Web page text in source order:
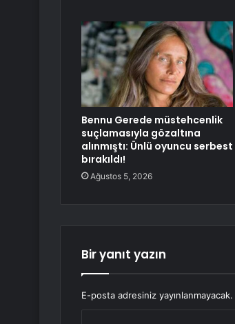
Bennu Gerede müstehcenlik
suçlamasıyla gözaltına
alınmıştı: Ünlü oyuncu serbest
bırakıldı!
Ağustos 5, 2026
Bir yanıt yazın
E-posta adresiniz yayınlanmayacak.